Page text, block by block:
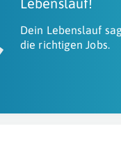
Dein Lebenslauf
die richtigen Jobs.